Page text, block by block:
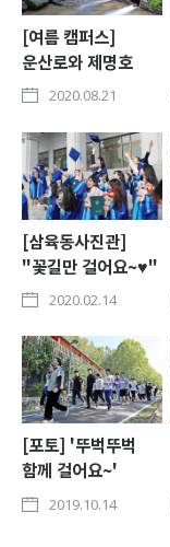
[여름 캠퍼스]
운산로와 제명호
2020.08.21
[삼육동사진관]
"꽃길만 걸어요~♥"
1081명 영광의
2020.02.14
[포토] '뚜벅뚜벅
함께 걸어요~'
삼육대 3650
2019.10.14